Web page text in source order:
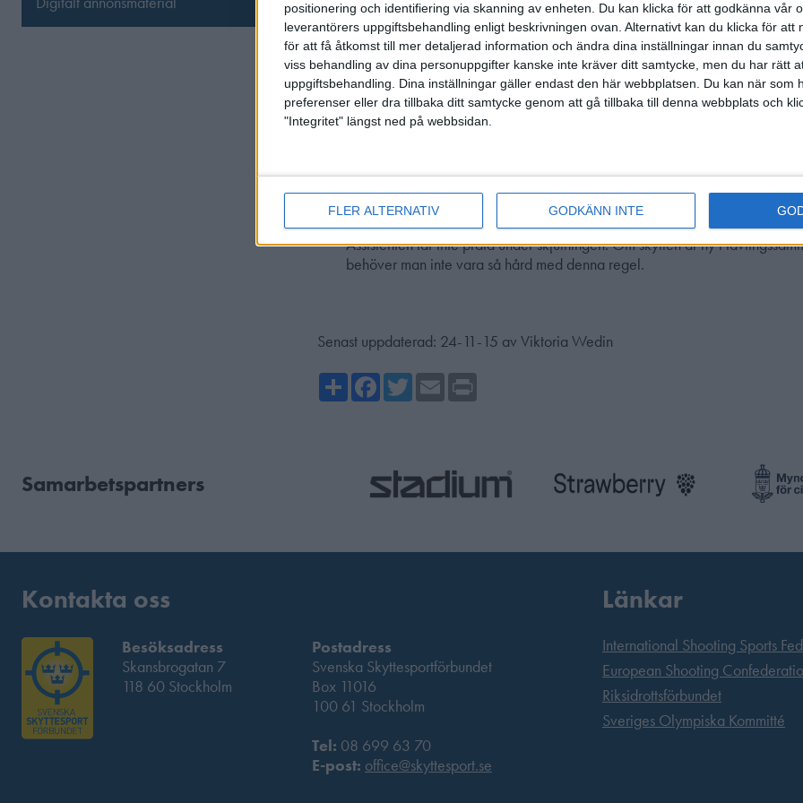
positionering och identifiering via skanning av enheten. Du kan klicka för att godkänna vår
leverantörers uppgiftsbehandling enligt beskrivningen ovan. Alternativt kan du klicka för att
för att få åtkomst till mer detaljerad information och ändra dina inställningar innan du
viss behandling av dina personuppgifter kanske inte kräver ditt samtycke, men du har rätt
uppgiftsbehandling. Dina inställningar gäller endast den här webbplatsen. Du kan när som
preferenser eller dra tillbaka ditt samtycke genom att gå tillbaka till denna webbplats och
"Integritet" längst ned på webbsidan.
FLER ALTERNATIV GODKÄNN INTE
Tänk på att det inte är bara skjuthallen personen behöver ha tillträde till,
ev omklädningsrum, uppehållsrum etc ut.
Bemöt paraskytten som vilken skytt som helst, samma regler gäller för dem
andra skyttarna som vistas i skjuthallen. Men uppmärksamma även de
egen klass på prisutdelningen, även om skytten varit ensam i klassen så
nya skyttar att få en medalj.
Skyttar i klasserna SH2 (skjuter med stöd) samt SH3 (elektron) får ha en
I SH3 får assistenten se så att skytten står så att den siktar på sin egen tavla,
assistenten skytten endera på rygg eller arm vart skottet har tagit.
Assistenten får inte prata under skjutningen. Om skytten är ny i
behöver man inte vara så hård med denna regel.
Senast uppdaterad: 24-11-15 av Viktoria Wedin
ShareFacebook
TwitterEmail
Samarbetspartners
Kontakta oss
Besöksadress
Skansbrogatan 7
118 60 Stockholm
Postadress
Svenska Skyttesportförbundet
Box 11016
100 61 Stockholm
Tel: 08 699 63 70
E-post: office@skyttesport.se
Länkar
International Shooting Sports
European Shooting
Riksidrottsförbundet
Sveriges Olympiska Kommitté